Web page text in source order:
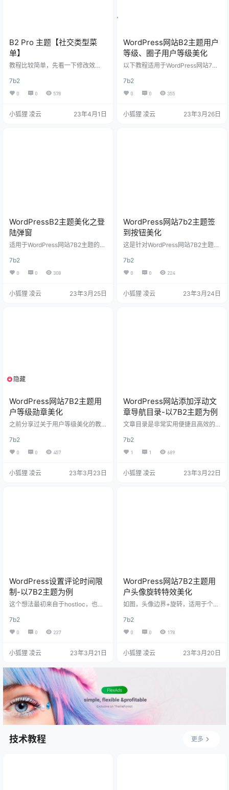
B2 Pro 主题【社交类型菜
单】
教程比较简单，先看一下修改效
单样式 设置项在：B2主题设置 – 模
块管理 – 顶部 – 顶部布局样式，选
择以下样式： 如果你选择的是其他
代码，避免引起布局样式错乱！ 2、
7b2
0 0 578
小狐狸 凌云 23年4月1日
WordPress网站B2主题用户
等级、圈子用户等级美化
以下教程适用于WordPress网站7B2
美化分为圈子等级美化和文章用户
马甲美化，效果图和代码均在下方
效果图 这是圈子话题里面的美化，
化，图中的知府、宰相 1.B2主题圈
7b2
0 0 355
小狐狸 凌云 23年3月26日
WordPressB2主题美化之登
陆弹窗
适用于WordPress网站7B2主题的登
程 1.放置js代码 有子主题就放在chil
d.js文件中 $(function(){ /*弹窗登录
效果-www.xiaohuli.vip*/ $("#login
ss("b2-radius"); $('.log…
7b2
0 0 308
小狐狸 凌云 23年3月25日
WordPress网站7b2主题签
到按钮美化
这是针对WordPress网站7B2主题的
大家直接查看本站即可 设置教程 教
程很简单（难的我也不会），在npc
ink那里搬运的，可惜其他的b2主题
至主题根目录下的style.css文件底
7b2
0 0 224
小狐狸 凌云 23年3月24日
隐藏
WordPress网站7B2主题用
户等级勋章美化
之前分享过关于用户等级美化的教
Press网站7B2主题用户等级勋章美
化，仅测试过7B2主题，其他主题自
测！ 一、效果演示 适用于网站评论
代码教程 1.实现思路 LV等级，是判
7b2
0 0 457
小狐狸 凌云 23年3月23日
WordPress网站添加浮动文
章导航目录-以7B2主题为例
文章目录是非常实用便捷且高效的
个非常重要的方面，wpjam插件的
目录功能，今天就给大家分享一下
免插件实现“WordPress网站添加浮
一、效果演示 二、代码教程 1.functi
7b2
1 1 689
小狐狸 凌云 23年3月22日
WordPress设置评论时间限
制-以7B2主题为例
这个想法最初来自于hostloc，也就
啥呢？但是随着后面发现部分用户
太过活跃，另外还可能出现被人恶
意刷一堆垃圾评论。权衡再三，准
给大家分享一下“WordPress网站设
纯代码实现方法。 评论时间限制设
置方法-以7B2主题为例 在主题文件f
unction.php底部加上以下代码即可
//WordPr…
7b2
0 0 237
小狐狸 凌云 23年3月21日
WordPress网站7B2主题用
户头像旋转特效美化
如图，头像边界+旋转，适用于个人
哨（可能只适用于WordPress网站7
B2主题的美化） 美化代码 放在b2/A
ssets/fontend/style.css文件底部即
放大-www.xiaohulizyw.cn*/ .avat
7b2
0 0 178
小狐狸 凌云 23年3月20日
技术教程 更多